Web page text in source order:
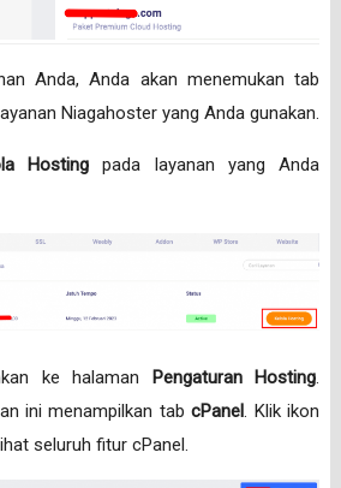
Anda, Anda akan menemukan tab
Niagahoster yang Anda gunakan.
Hostingpada layanan yang Anda
ke halaman Pengaturan Hosting.
ini menampilkan tabcPanel. Klik ikon
seluruh fitur cPanel.